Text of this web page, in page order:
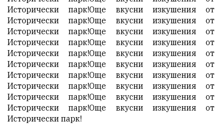
Исторически парк!Още вкусни изкушения от
Исторически парк!Още вкусни изкушения от
Исторически парк!Още вкусни изкушения от
Исторически парк!Още вкусни изкушения от
Исторически парк!Още вкусни изкушения от
Исторически парк!Още вкусни изкушения от
Исторически парк!Още вкусни изкушения от
Исторически парк!Още вкусни изкушения от
Исторически парк!Още вкусни изкушения от
Исторически парк!Още вкусни изкушения от
Исторически парк!